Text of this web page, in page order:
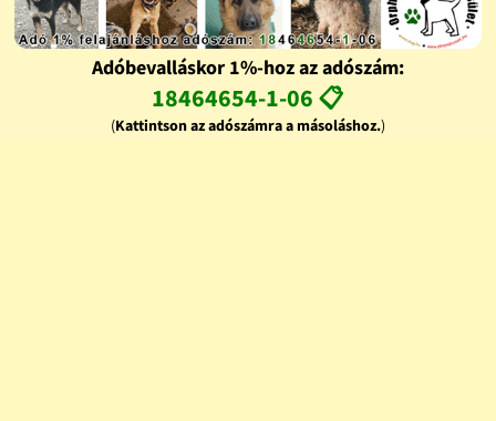
Adóbevalláskor 1%-hoz az adószám:
18464654-1-06 📋
(Kattintson az adószámra a másoláshoz.)